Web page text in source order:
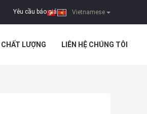
Vietnamese
Yêu cầu báo giá |
LƯỢNG LIÊN HỆ CHÚNG TÔI